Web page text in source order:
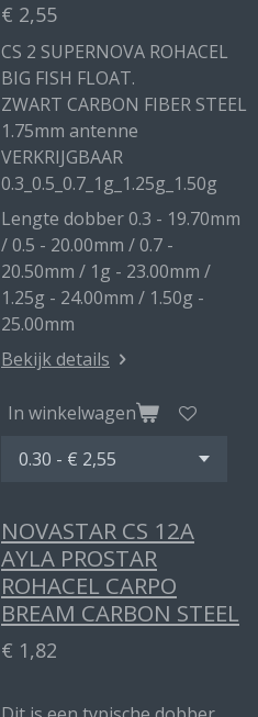
€ 2,55
CS 2 SUPERNOVA ROHACEL
BIG FISH FLOAT.
ZWART CARBON FIBER STEEL
1.75mm antenne
VERKRIJGBAAR
0.3_0.5_0.7_1g_1.25g_1.50g
Lengte dobber 0.3 - 19.70mm
/ 0.5 - 20.00mm / 0.7 -
20.50mm / 1g - 23.00mm /
1.25g - 24.00mm / 1.50g -
25.00mm
Bekijk details
In winkelwagen
NOVASTAR CS 12A
AYLA PROSTAR
ROHACEL CARPO
BREAM CARBON STEEL
€ 1,82